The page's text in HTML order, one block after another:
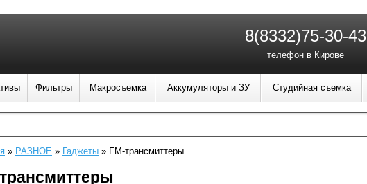
» РАЗНОЕ » Гаджеты » FM-трансмиттеры
8(8332)75-30-43
телефон в Кирове
Фильтры Макросъемка Аккумуляторы и ЗУ Студийная съемка